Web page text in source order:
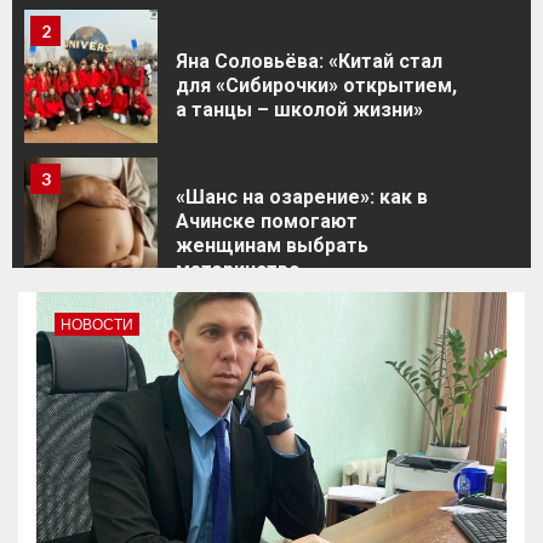
2
Яна Соловьёва: «Китай стал
для «Сибирочки» открытием,
а танцы – школой жизни»
3
«Шанс на озарение»: как в
Ачинске помогают
женщинам выбрать
материнство
4
Ольга Слободян: «Несмотря
на появления домовых чатов
в МАХе, заявки от жителей
там приниматься не будут»
5
«Мир спасут любовь и…
песня!»: актёры ачинского
НОВОСТИ